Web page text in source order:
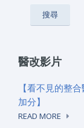
醫改影片
【看不見的整
加分】
READ MORE